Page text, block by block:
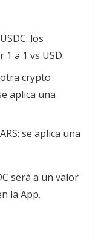
los
a 1 vs USD.
crypto
aplica una
se aplica una
será a un valor
la App.